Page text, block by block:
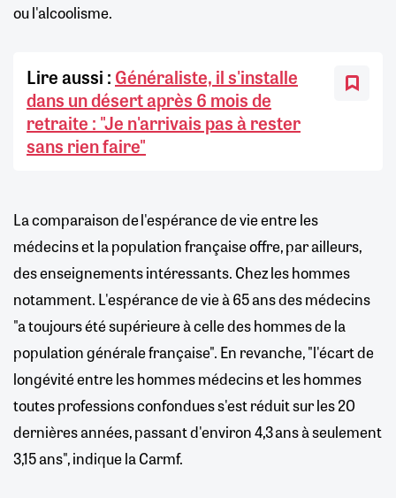
ou l'alcoolisme.
Lire aussi : Généraliste, il s'installe
dans un désert après 6 mois de
retraite : "Je n'arrivais pas à rester
sans rien faire"
La comparaison de l'espérance de vie entre les
médecins et la population française offre, par ailleurs,
des enseignements intéressants. Chez les hommes
notamment. L'espérance de vie à 65 ans des médecins
"a toujours été supérieure à celle des hommes de la
population générale française". En revanche, "l'écart de
longévité entre les hommes médecins et les hommes
toutes professions confondues s'est réduit sur les 20
dernières années, passant d'environ 4,3 ans à seulement
3,15 ans", indique la Carmf.